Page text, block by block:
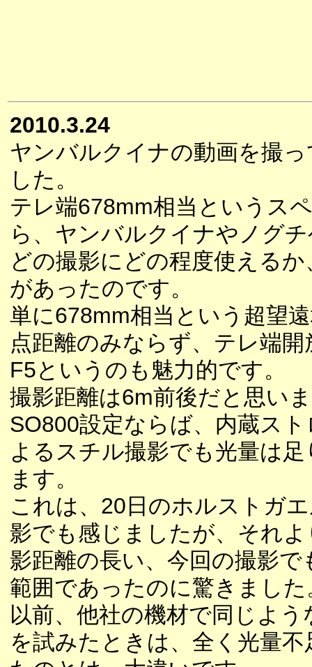
2010.3.24
ヤンバルクイナの動画を撮
した。
テレ端678mm相当というス
ら、ヤンバルクイナやノグ
どの撮影にどの程度使えるか
があったのです。
単に678mm相当という超望
点距離のみならず、テレ端開
F5というのも魅力的です。
撮影距離は6m前後だと思い
SO800設定ならば、内蔵ス
よるスチル撮影でも光量は
ます。
これは、20日のホルストガ
影でも感じましたが、それ
影距離の長い、今回の撮影で
範囲であったのに驚きました
以前、他社の機材で同じよう
を試みたときは、全く光量不